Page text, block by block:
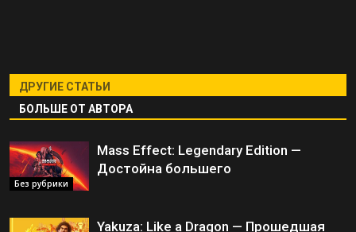
ДРУГИЕ СТАТЬИ
БОЛЬШЕ ОТ АВТОРА
Без рубрики
Mass Effect: Legendary Edition —
Достойна большего
Yakuza: Like a Dragon — Прошедшая